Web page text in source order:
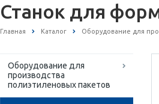
Станок для
Главная Каталог Оборудование для
Оборудование для
производства
полиэтиленовых пакетов